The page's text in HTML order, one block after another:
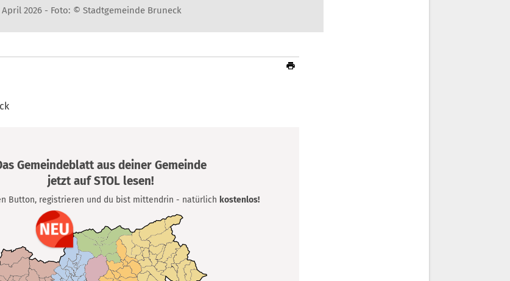
2026 - Foto: © Stadtgemeinde Bruneck
Gemeindeblatt aus deiner Gemeinde
jetzt auf STOL lesen!
Button, registrieren und du bist mittendrin - natürlich kostenlos!